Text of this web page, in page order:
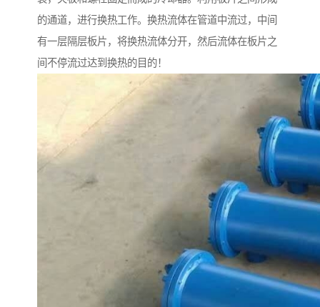
的通道，进行换热工作。换热流体在管道中流过，中间
有一层隔层板片，将换热流体分开，然后流体在板片之
间不停流过达到换热的目的！